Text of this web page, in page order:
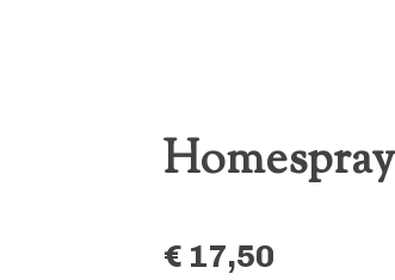
€ 17,50